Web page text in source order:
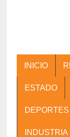
INICIO
ESTADO
DEPORTES
INDUSTRIA